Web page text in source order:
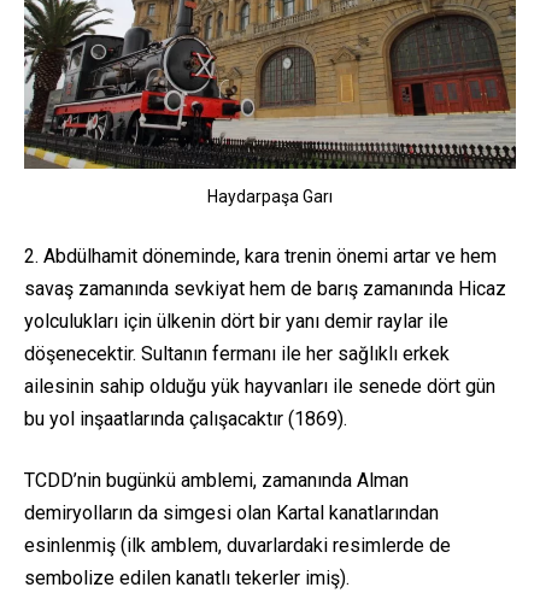
Haydarpaşa Garı
2. Abdülhamit döneminde, kara trenin önemi artar ve hem
savaş zamanında sevkiyat hem de barış zamanında Hicaz
yolculukları için ülkenin dört bir yanı demir raylar ile
döşenecektir. Sultanın fermanı ile her sağlıklı erkek
ailesinin sahip olduğu yük hayvanları ile senede dört gün
bu yol inşaatlarında çalışacaktır (1869).
TCDD’nin bugünkü amblemi, zamanında Alman
demiryolların da simgesi olan Kartal kanatlarından
esinlenmiş (ilk amblem, duvarlardaki resimlerde de
sembolize edilen kanatlı tekerler imiş).